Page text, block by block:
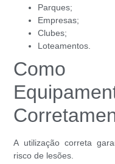
Parques;
Empresas;
Clubes;
Loteamentos.
A utilização correta
risco de lesões.